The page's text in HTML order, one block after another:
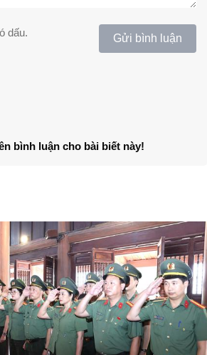
dấu. Gửi bình luận
bình luận cho bài biết này!